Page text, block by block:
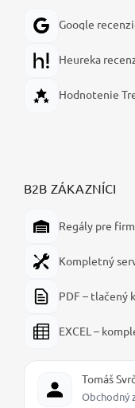
Google
Heureka
Hodnotenie
B2B ZÁKAZNÍCI
Regály pre
Kompletný
PDF – tlačený
EXCEL –
Tomáš
Obchodný